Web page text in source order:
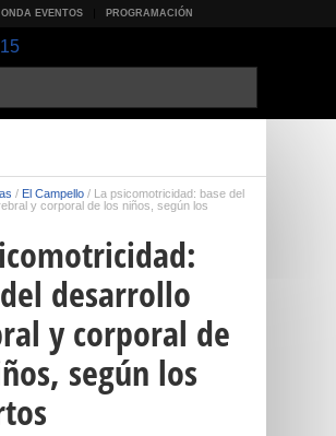
EVENTOS PROGRAMACIÓN
/ El Campello / La psicomotricidad: base del
y corporal de los niños, según los
desarrollo
y corporal de
según los